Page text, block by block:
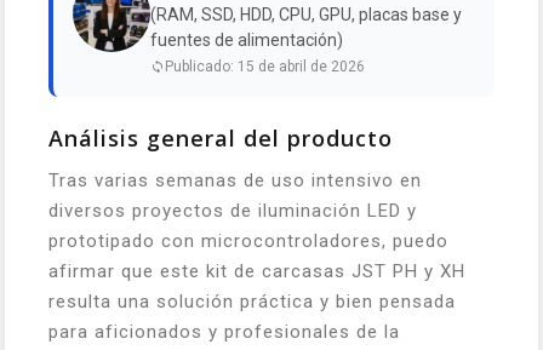
(RAM, SSD, HDD, CPU, GPU, placas base y
fuentes de alimentación)
Publicado: 15 de abril de 2026
Análisis general del producto
Tras varias semanas de uso intensivo en
diversos proyectos de iluminación LED y
prototipado con microcontroladores, puedo
afirmar que este kit de carcasas JST PH y XH
resulta una solución práctica y bien pensada
para aficionados y profesionales de la